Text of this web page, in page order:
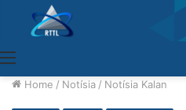
Home / Notísia / Notísia Kalan